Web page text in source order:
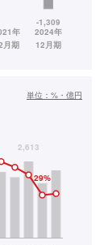
単位： %・億円